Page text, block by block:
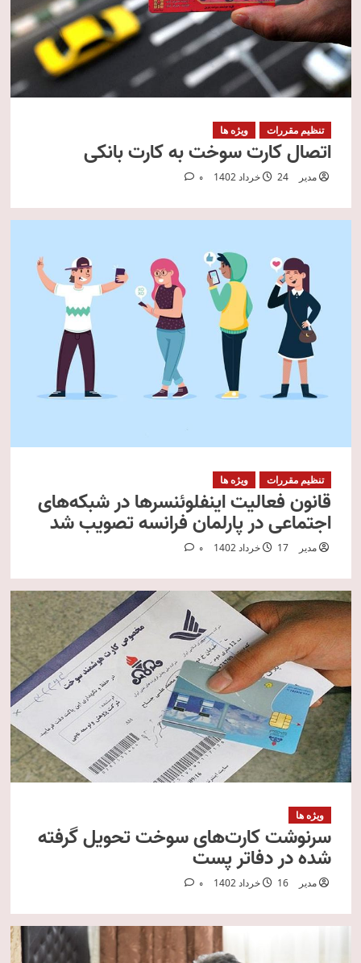
تنظیم مقررات ویژه ها
اتصال کارت سوخت به کارت بانکی
مدیر 24 خرداد 1402 0
تنظیم مقررات ویژه ها
قانون فعالیت اینفلوئنسرها در شبکه‌های
اجتماعی در پارلمان فرانسه تصویب شد
مدیر 17 خرداد 1402 0
ویژه ها
سرنوشت کارت‌های سوخت تحویل گرفته
شده در دفاتر پست
مدیر 16 خرداد 1402 0